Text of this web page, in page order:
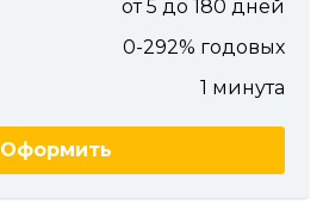
от 5 до 180 дней
0-292% годовых
1 минута
Оформить